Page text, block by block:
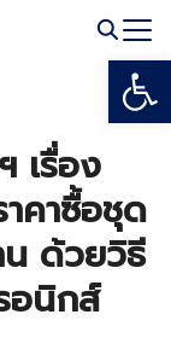
เรื่อง
คาซื้อชุด
ด้วยวิธี
อนิกส์